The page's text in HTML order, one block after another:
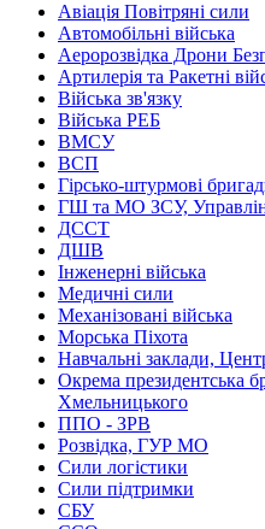
Авіація Повітряні сили
Автомобільні війська
Аеророзвідка Дрони
Артилерія та Ракетні
Війська зв'язку
Війська РЕБ
ВМСУ
ВСП
Гірсько-штурмові
ГШ та МО ЗСУ,
ДССТ
ДШВ
Інженерні війська
Медичні сили
Механізовані війська
Морська Піхота
Навчальні заклади,
Окрема президентська
Хмельницького
ППО - ЗРВ
Розвідка, ГУР МО
Сили логістики
Сили підтримки
СБУ